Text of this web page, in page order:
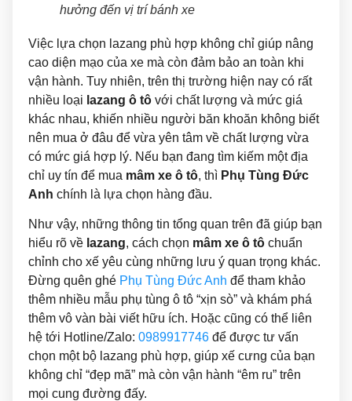
hưởng đến vị trí bánh xe
Việc lựa chọn lazang phù hợp không chỉ giúp nâng
cao diện mạo của xe mà còn đảm bảo an toàn khi
vận hành. Tuy nhiên, trên thị trường hiện nay có rất
nhiều loại lazang ô tô với chất lượng và mức giá
khác nhau, khiến nhiều người băn khoăn không biết
nên mua ở đâu để vừa yên tâm về chất lượng vừa
có mức giá hợp lý. Nếu bạn đang tìm kiếm một địa
chỉ uy tín để mua mâm xe ô tô, thì Phụ Tùng Đức
Anh chính là lựa chọn hàng đầu.
Như vậy, những thông tin tổng quan trên đã giúp bạn
hiểu rõ về lazang, cách chọn mâm xe ô tô chuẩn
chỉnh cho xế yêu cùng những lưu ý quan trọng khác.
Đừng quên ghé Phụ Tùng Đức Anh để tham khảo
thêm nhiều mẫu phụ tùng ô tô “xịn sò” và khám phá
thêm vô vàn bài viết hữu ích. Hoặc cũng có thể liên
hệ tới Hotline/Zalo: 0989917746 để được tư vấn
chọn một bộ lazang phù hợp, giúp xế cưng của bạn
không chỉ “đẹp mã” mà còn vận hành “êm ru” trên
mọi cung đường đấy.